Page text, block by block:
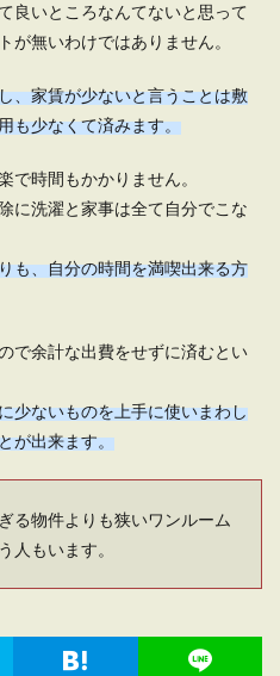
良いところなんてないと思って
が無いわけではありません。
、家賃が少ないと言うことは敷
も少なくて済みます。
で時間もかかりません。
に洗濯と家事は全て自分でこな
も、自分の時間を満喫出来る方
で余計な出費をせずに済むとい
少ないものを上手に使いまわし
が出来ます。
る物件よりも狭いワンルーム
人もいます。